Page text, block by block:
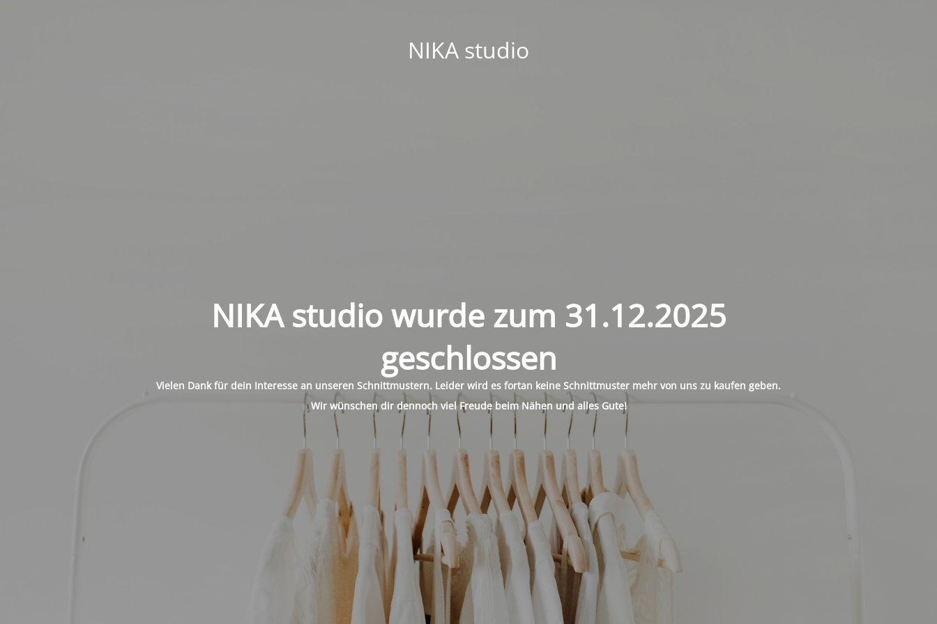
NIKA studio
NIKA studio wurde zum 31.12.2025
geschlossen
Vielen Dank für dein Interesse an unseren Schnittmustern. Leider wird es fortan keine Schnittmuster mehr von uns zu kaufen geben.
Wir wünschen dir dennoch viel Freude beim Nähen und alles Gute!